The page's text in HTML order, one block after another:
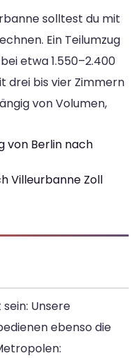
solltest du mit
Ein Teilumzug
etwa 1.550–2.400
drei bis vier Zimmern
von Volumen,
von Berlin nach
Villeurbanne Zoll
Unsere
ebenso die